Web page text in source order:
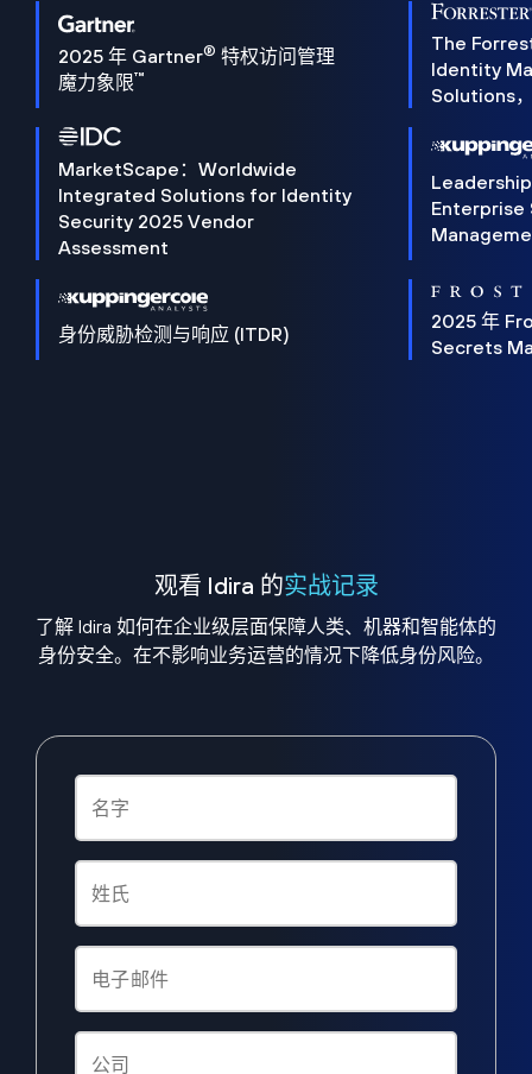
2025 年 Gartner® 特权访问管理
魔力象限™
The
Identity
Solutions
MarketScape：Worldwide
Integrated Solutions for Identity
Security 2025 Vendor
Assessment
Enterprise
身份威胁检测与响应 (ITDR)
2025 年
Secrets
观看 Idira 的实战记录
了解 Idira 如何在企业级层面保障人类、机器和智能体的
身份安全。在不影响业务运营的情况下降低身份风险。